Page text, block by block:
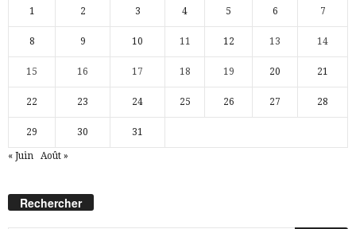
1 2 3 4 5 6 7
8 9 10 11 12 13 14
15 16 17 18 19 20 21
22 23 24 25 26 27 28
29 30 31
« Juin Août »
Rechercher